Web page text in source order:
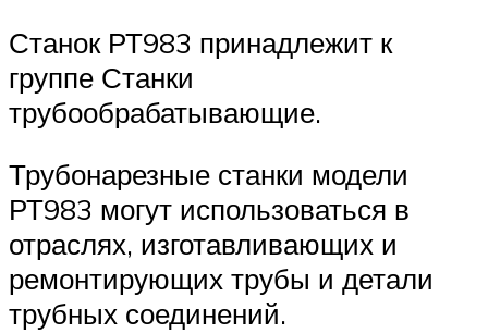
Станок РТ983 принадлежит к
группе Станки
трубообрабатывающие.
Трубонарезные станки модели
РТ983 могут использоваться в
отраслях, изготавливающих и
ремонтирующих трубы и детали
трубных соединений.